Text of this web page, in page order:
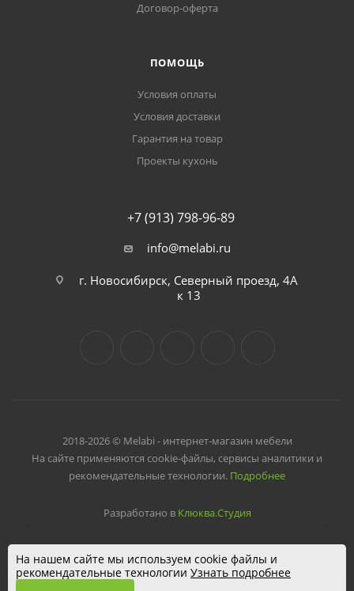
Договор-оферта
ПОМОЩЬ
Условия оплаты
Условия доставки
Гарантия на товар
Проекты кухонь
+7 (913) 798-96-89
info@melabi.ru
г. Новосибирск, Северный проезд, 4А
к 13
2018-2026 © Melabi - интернет-магазин мебели
На сайте применяются cookie-файлы, сервисы аналитики и
рекомендательные технологии. Подробнее
Разработано в Клюква.Студия
На нашем сайте мы используем cookie файлы и
рекомендательные технологии Узнать подробнее